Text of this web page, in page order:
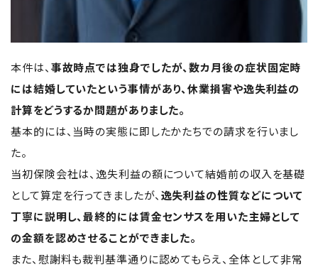
本件は、 事故時点では独身でしたが、数カ月後の症状固定時
には結婚していたという事情があり、休業損害や逸失利益の
計算をどうするか問題がありました。
基本的には、当時の実態に即したかたちでの請求を行いまし
た。
当初保険会社は、逸失利益の額について結婚前の収入を基礎
として算定を行ってきましたが、 逸失利益の性質などについて
丁寧に説明し、最終的には賃金センサスを用いた主婦として
の金額を認めさせることができました。
また、慰謝料も裁判基準通りに認めてもらえ、全体として非常